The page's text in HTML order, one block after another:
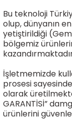
Bu teknoloji
olup, dünyanın
yetiştirildiği
bölgemiz
İşletmemizde
prosesi
olarak
GARANTİSİ”
ürünlerini